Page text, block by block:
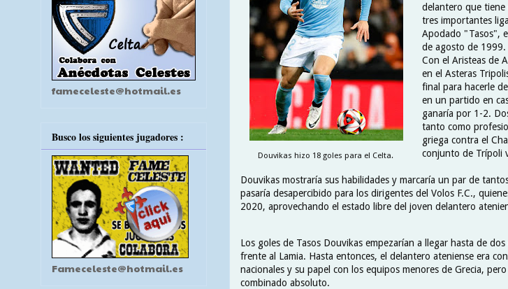
Douvikas hizo 18 goles para el Celta.
delantero que tiene
tres importantes
Apodado "Tasos",
de agosto de 1999.
Con el Aristeas de
en el Asteras
final para hacerle
en un partido en
ganaría por 1-2.
tanto como
griega contra el
conjunto de Trípoli
Douvikas mostraría sus habilidades y marcaría un par de
pasaría desapercibido para los dirigentes del Volos F.C.,
2020, aprovechando el estado libre del joven delantero
Los goles de Tasos Douvikas empezarían a llegar hasta de
frente al Lamia. Hasta entonces, el delantero ateniense era
nacionales y su papel con los equipos menores de Grecia,
combinado absoluto.
fameceleste@hotmail.es
Busco los siguientes jugadores :
Fameceleste@hotmail.es